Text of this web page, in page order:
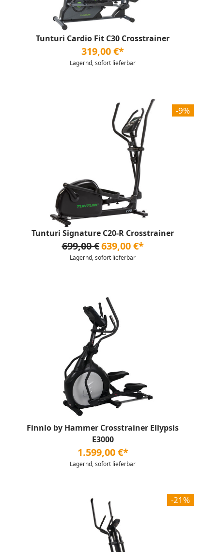
Tunturi Cardio Fit C30 Crosstrainer
319,00 €*
Lagernd, sofort lieferbar
-9%
Tunturi Signature C20-R Crosstrainer
699,00 €639,00 €*
Lagernd, sofort lieferbar
Finnlo by Hammer Crosstrainer Ellypsis
E3000
1.599,00 €*
Lagernd, sofort lieferbar
-21%